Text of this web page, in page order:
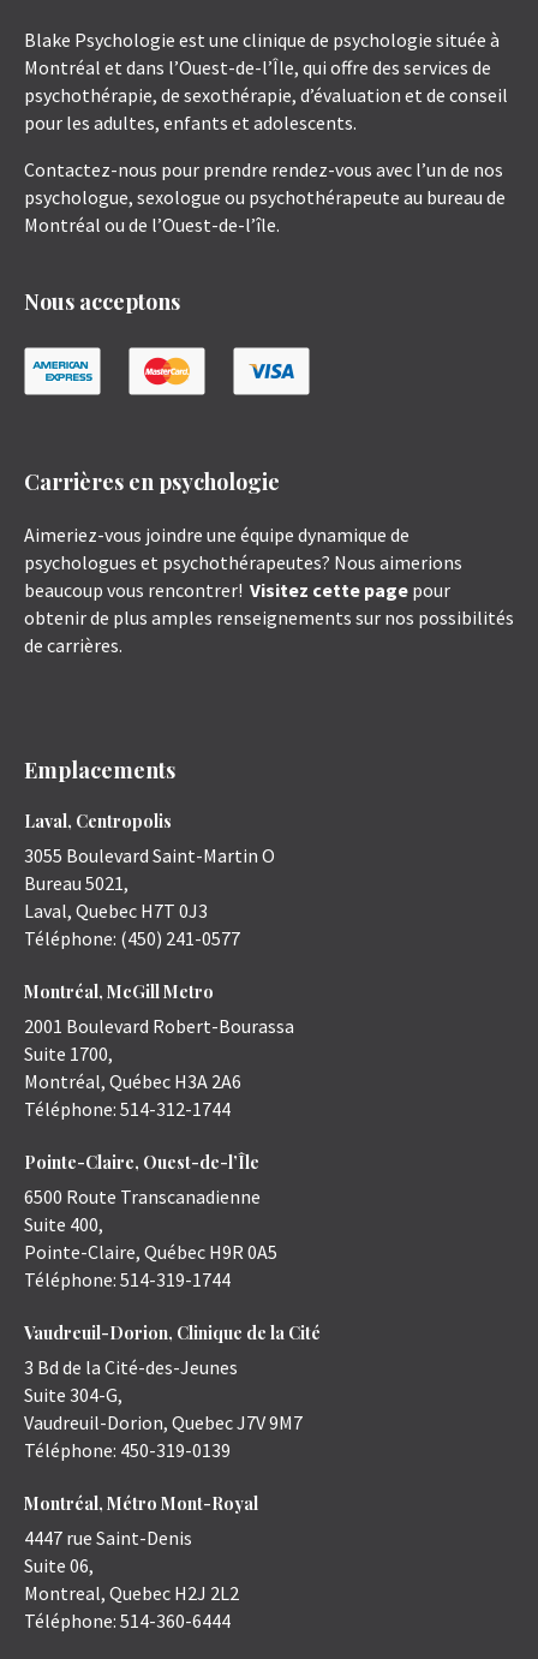
Blake Psychologie est une clinique de psychologie située à
Montréal et dans l’Ouest-de-l’Île, qui offre des services de
psychothérapie, de sexothérapie, d’évaluation et de conseil
pour les adultes, enfants et adolescents.
Contactez-nous pour prendre rendez-vous avec l’un de nos
psychologue, sexologue ou psychothérapeute au bureau de
Montréal ou de l’Ouest-de-l’île.
Nous acceptons
Carrières en psychologie
Aimeriez-vous joindre une équipe dynamique de
psychologues et psychothérapeutes? Nous aimerions
beaucoup vous rencontrer! Visitez cette page pour
obtenir de plus amples renseignements sur nos possibilités
de carrières.
Emplacements
Laval, Centropolis
3055 Boulevard Saint-Martin O
Bureau 5021,
Laval, Quebec H7T 0J3
Téléphone: (450) 241-0577
Montréal, McGill Metro
2001 Boulevard Robert-Bourassa
Suite 1700,
Montréal, Québec H3A 2A6
Téléphone: 514-312-1744
Pointe-Claire, Ouest-de-l’Île
6500 Route Transcanadienne
Suite 400,
Pointe-Claire, Québec H9R 0A5
Téléphone: 514-319-1744
Vaudreuil-Dorion, Clinique de la Cité
3 Bd de la Cité-des-Jeunes
Suite 304-G,
Vaudreuil-Dorion, QuebecJ7V 9M7
Téléphone: 450-319-0139
Montréal, Métro Mont-Royal
4447 rue Saint-Denis
Suite 06,
Montreal, Quebec H2J 2L2
Téléphone: 514-360-6444